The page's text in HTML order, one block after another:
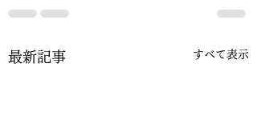
最新記事 すべて表示